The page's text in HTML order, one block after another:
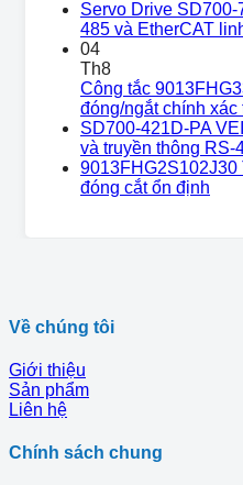
Servo Drive
485 và EtherCAT
04
Th8
Công tắc
đóng/ngắt chính
SD700-421D-PA
và truyền thông RS-
9013FHG2S102J30
đóng cắt ổn định
Về chúng tôi
Giới thiệu
Sản phẩm
Liên hệ
Chính sách chung